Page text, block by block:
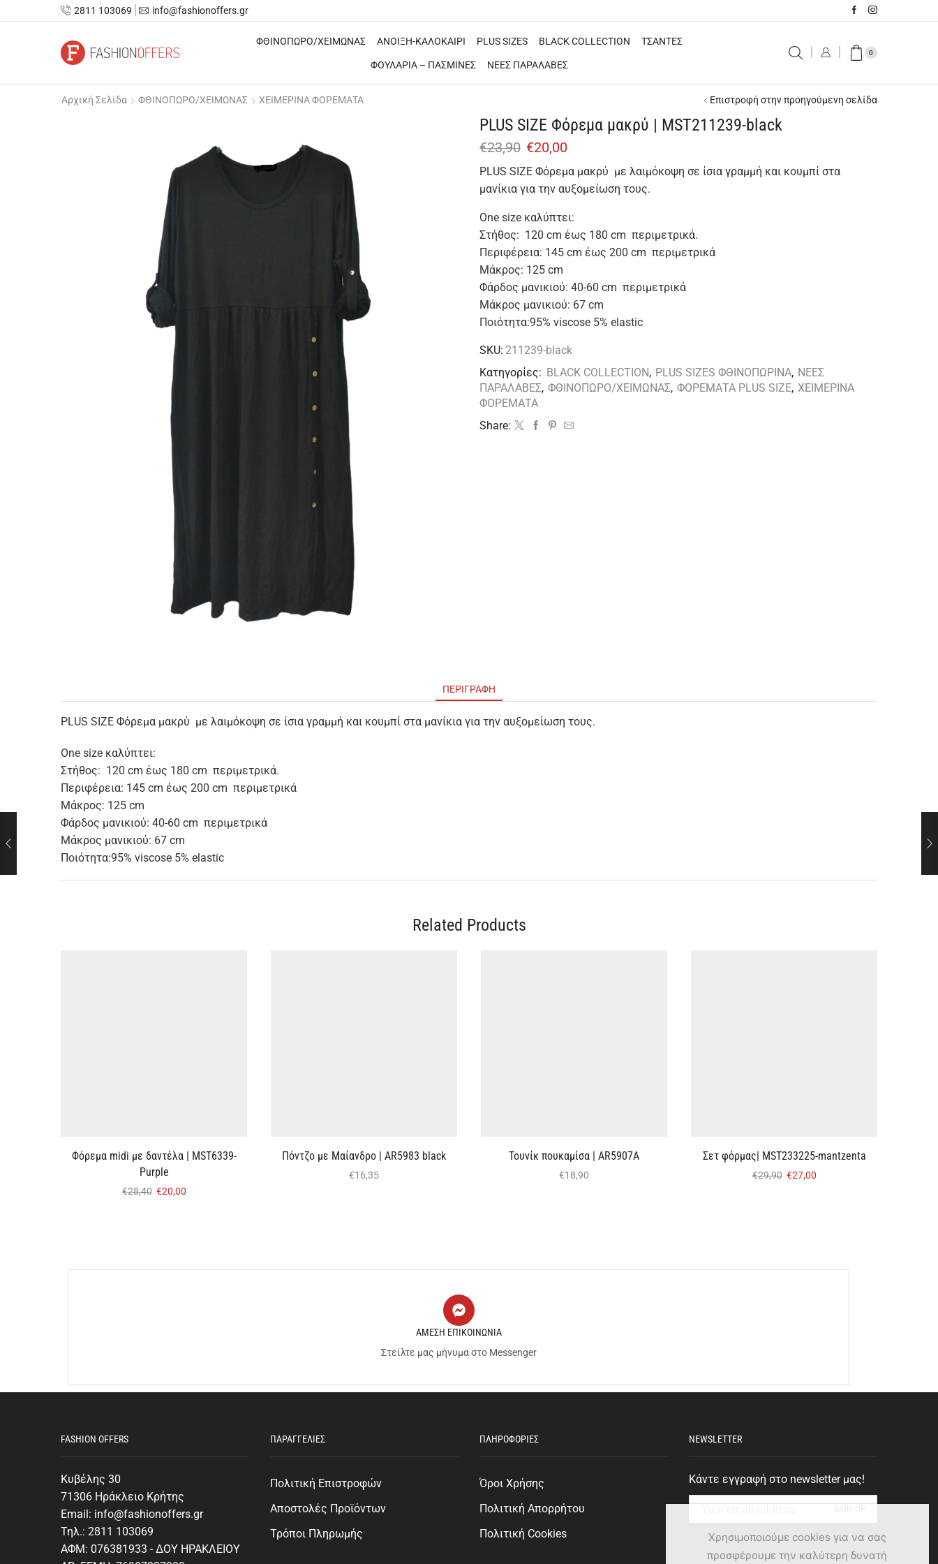
2811 103069 info@fashionoffers.gr
ΦΘΙΝΟΠΩΡΟ/ΧΕΙΜΩΝΑΣ ΑΝΟΙΞΗ-ΚΑΛΟΚΑΙΡΙ PLUS SIZES BLACK COLLECTION ΤΣΑΝΤΕΣ
ΦΟΥΛΑΡΙΑ – ΠΑΣΜΙΝΕΣ ΝΕΕΣ ΠΑΡΑΛΑΒΕΣ
0
Αρχική Σελίδα ΦΘΙΝΟΠΩΡΟ/ΧΕΙΜΩΝΑΣ ΧΕΙΜΕΡΙΝΑ ΦΟΡΕΜΑΤΑ Επιστροφή στην προηγούμενη σελίδα
PLUS SIZE Φόρεμα μακρύ | MST211239-black
€23,90 €20,00
PLUS SIZE Φόρεμα μακρύ με λαιμόκοψη σε ίσια γραμμή και κουμπί στα
μανίκια για την αυξομείωση τους.
One size καλύπτει:
Στήθος: 120 cm έως 180 cm περιμετρικά.
Περιφέρεια: 145 cm έως 200 cm περιμετρικά
Μάκρος: 125 cm
Φάρδος μανικιού: 40-60 cm περιμετρικά
Μάκρος μανικιού: 67 cm
Ποιότητα:95% viscose 5% elastic
SKU: 211239-black
Κατηγορίες: BLACK COLLECTION, PLUS SIZES ΦΘΙΝΟΠΩΡΙΝΑ, ΝΕΕΣ
ΠΑΡΑΛΑΒΕΣ, ΦΘΙΝΟΠΩΡΟ/ΧΕΙΜΩΝΑΣ, ΦΟΡΕΜΑΤΑ PLUS SIZE, ΧΕΙΜΕΡΙΝΑ
ΦΟΡΕΜΑΤΑ
Share:
ΠΕΡΙΓΡΑΦΉ
PLUS SIZE Φόρεμα μακρύ με λαιμόκοψη σε ίσια γραμμή και κουμπί στα μανίκια για την αυξομείωση τους.
One size καλύπτει:
Στήθος: 120 cm έως 180 cm περιμετρικά.
Περιφέρεια: 145 cm έως 200 cm περιμετρικά
Μάκρος: 125 cm
Φάρδος μανικιού: 40-60 cm περιμετρικά
Μάκρος μανικιού: 67 cm
Ποιότητα:95% viscose 5% elastic
Related Products
Φόρεμα midi με δαντέλα | MST6339-
Purple
€28,40 €20,00
Πόντζο με Μαίανδρο | AR5983 black
€16,35
Τουνίκ πουκαμίσα | ΑR5907Α
€18,90
Σετ φόρμας| MST233225-mantzenta
€29,90 €27,00
ΑΜΕΣΗ ΕΠΙΚΟΙΝΩΝΙΑ
Στείλτε μας μήνυμα στο Messenger
FASHION OFFERS
Κυβέλης 30
71306 Ηράκλειο Κρήτης
Email: info@fashionoffers.gr
Τηλ.: 2811 103069
ΑΦΜ: 076381933 - ΔΟΥ ΗΡΑΚΛΕΙΟΥ
ΠΑΡΑΓΓΕΛΙΕΣ
Πολιτική Επιστροφών
Αποστολές Προϊόντων
Τρόποι Πληρωμής
ΠΛΗΡΟΦΟΡΙΕΣ
Όροι Χρήσης
Πολιτική Απορρήτου
Πολιτική Cookies
NEWSLETTER
Κάντε εγγραφή στο newsletter μας!
Χρησιμοποιούμε cookies για να σας
προσφέρουμε την καλύτερη δυνατή